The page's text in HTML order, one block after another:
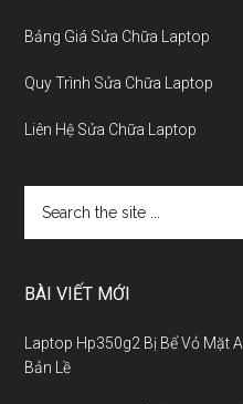
Bảng Giá Sửa Chữa Laptop
Quy Trình Sửa Chữa Laptop
Liên Hệ Sửa Chữa Laptop
BÀI VIẾT MỚI
Laptop Hp350g2 Bị Bể Vỏ Mặt
Bản Lề